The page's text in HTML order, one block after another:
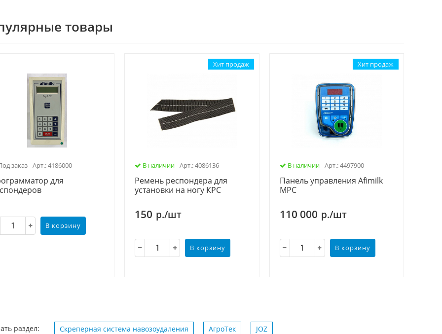
товары
заказ Арт.: 4186000
для
В корзину
Хит продаж
В наличии Арт.: 4086136
Ремень респондера для
установки на ногу КРС
150 р./шт
В корзину
Хит продаж
В наличии Арт.: 4497900
Панель управления Afimilk
MPC
110 000 р./шт
В корзину
раздел: Скреперная система навозоудаления АгроТек JOZ